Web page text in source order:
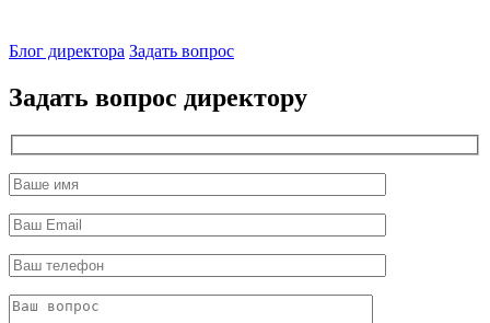
Блог директора Задать вопрос
Задать вопрос директору